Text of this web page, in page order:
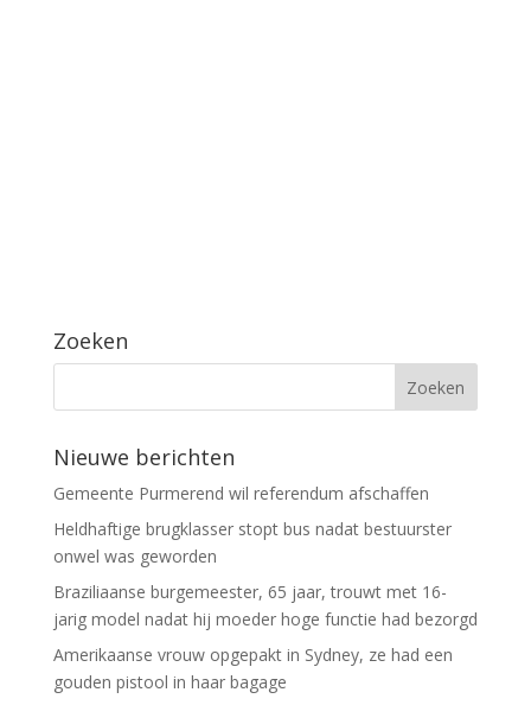
Zoeken
Nieuwe berichten
Gemeente Purmerend wil referendum afschaffen
Heldhaftige brugklasser stopt bus nadat bestuurster
onwel was geworden
Braziliaanse burgemeester, 65 jaar, trouwt met 16-
jarig model nadat hij moeder hoge functie had bezorgd
Amerikaanse vrouw opgepakt in Sydney, ze had een
gouden pistool in haar bagage